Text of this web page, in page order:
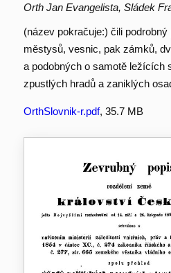
Orth Jan Evangelista, Sládek
(název pokračuje:) čili
městysů, vesnic, pak zámků,
a podobných o samotě ležících
zpustlých hradů a zaniklých
OrthSlovnik-r.pdf, 35.7 MB